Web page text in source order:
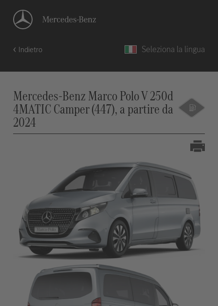
Indietro Seleziona la lingua
Mercedes-Benz Marco Polo V 250d
4MATIC Camper (447), a partire da
2024